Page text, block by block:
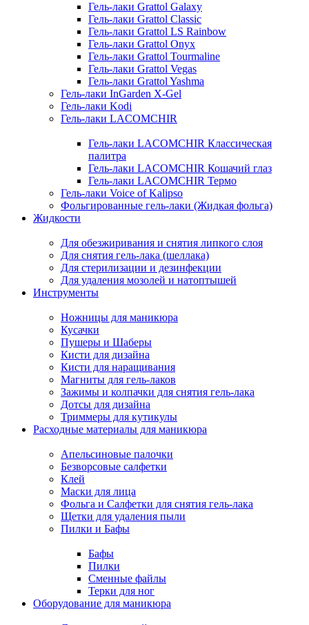
Гель-лаки Grattol Galaxy
Гель-лаки Grattol Classic
Гель-лаки Grattol LS Rainbow
Гель-лаки Grattol Onyx
Гель-лаки Grattol Tourmaline
Гель-лаки Grattol Vegas
Гель-лаки Grattol Yashma
Гель-лаки InGarden X-Gel
Гель-лаки Kodi
Гель-лаки LACOMCHIR
Гель-лаки LACOMCHIR Классическая
палитра
Гель-лаки LACOMCHIR Кошачий глаз
Гель-лаки LACOMCHIR Термо
Гель-лаки Voice of Kalipso
Фольгированные гель-лаки (Жидкая фольга)
Жидкости
Для обезжиривания и снятия липкого слоя
Для снятия гель-лака (шеллака)
Для стерилизации и дезинфекции
Для удаления мозолей и натоптышей
Инструменты
Ножницы для маникюра
Кусачки
Пушеры и Шаберы
Кисти для дизайна
Кисти для наращивания
Магниты для гель-лаков
Зажимы и колпачки для снятия гель-лака
Дотсы для дизайна
Триммеры для кутикулы
Расходные материалы для маникюра
Апельсиновые палочки
Безворсовые салфетки
Клей
Маски для лица
Фольга и Салфетки для снятия гель-лака
Щетки для удаления пыли
Пилки и Бафы
Бафы
Пилки
Сменные файлы
Терки для ног
Оборудование для маникюра